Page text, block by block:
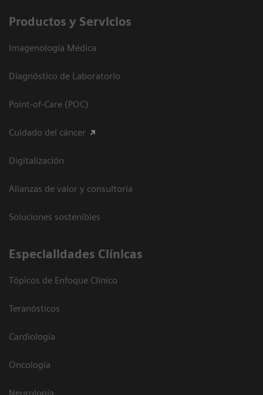
Productos y Servicios
Imagenología Médica
Diagnóstico de Laboratorio
Point-of-Care (POC)
Cuidado del cáncer
Digitalización
Alianzas de valor y consultoría
Soluciones sostenibles
Especialidades Clínicas
Tópicos de Enfoque Clínico
Teranósticos
Cardiología
Oncología
Neurología